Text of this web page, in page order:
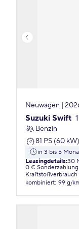
Neuwagen |
Suzuki Swift
Benzin
81 PS (60 kW)
in 3 bis 5
Leasingdetails:30
0 € Sonderzahlung
kombiniert: 99 g/